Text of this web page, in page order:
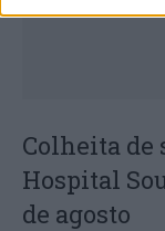
Colheita de
Hospital
de agosto